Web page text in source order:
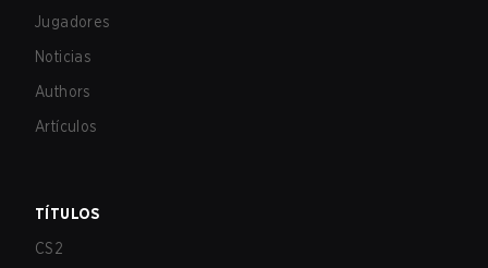
Jugadores
Noticias
Authors
Artículos
TÍTULOS
CS2